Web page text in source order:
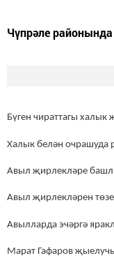
Чүпрәле
Бүген чираттагы
Халык белән очрашуда
Авыл җирлекләре
Авыл җирлекләрен
Авылларда эчәргә
Марат Гафаров